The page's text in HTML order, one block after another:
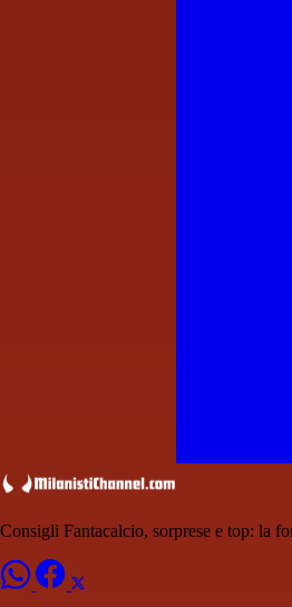
Consigli Fantacalcio, sorprese e top: la